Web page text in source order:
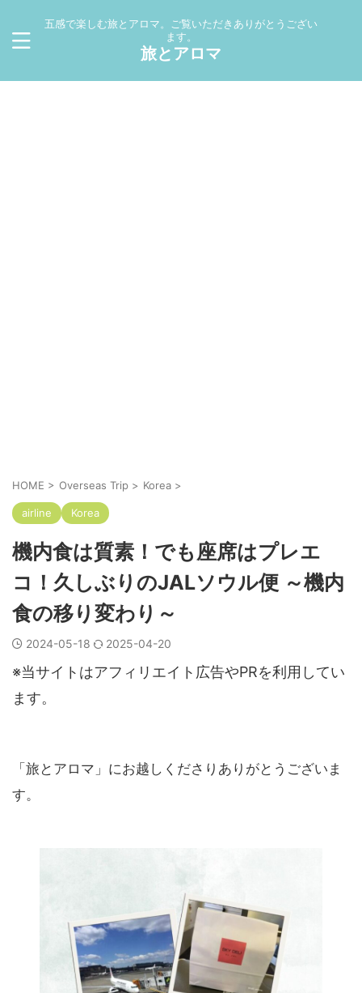
五感で楽しむ旅とアロマ。ご覧いただきありがとうござい
ます。
旅とアロマ
HOME > Overseas Trip > Korea >
airline Korea
機内食は質素！でも座席はプレエ
コ！久しぶりのJALソウル便 ～機内
食の移り変わり～
2024-05-18 2025-04-20
※当サイトはアフィリエイト広告やPRを利用してい
ます。
「旅とアロマ」にお越しくださりありがとうございま
す。